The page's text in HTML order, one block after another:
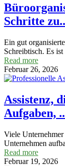
Schritte
Ein gut
Schreibtisch. Es
Read more
Februar 26, 2026
Assistenz,
Aufgaben,
Viele
Unternehmen
Read more
Februar 19, 2026